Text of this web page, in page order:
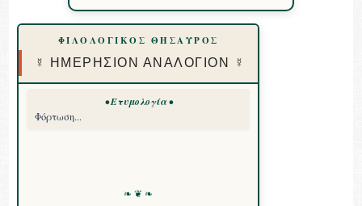
ΦΙΛΟΛΟΓΙΚΟΣ ΘΗΣΑΥΡΟΣ
☿ ΗΜΕΡΗΣΙΟΝ ΑΝΑΛΟΓΙΟΝ ☿
• Ετυμολογία •
Φόρτωση...
❧ ❦ ❧